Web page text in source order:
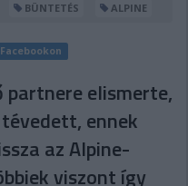
BÜNTETÉS ALPINE
partnere elismerte,
ennek
az Alpine-
viszont így